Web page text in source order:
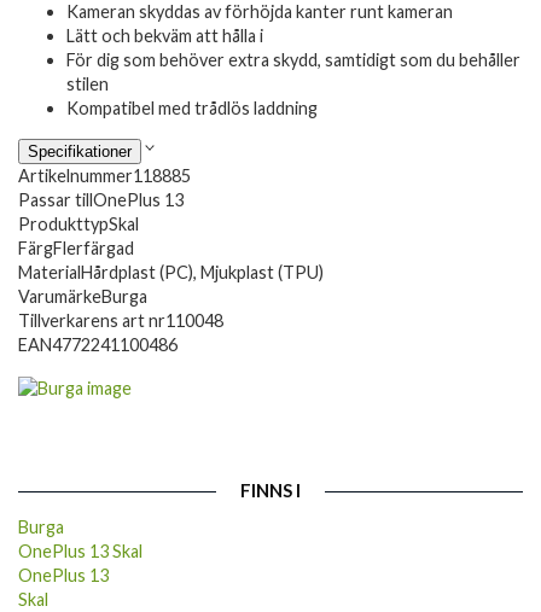
Kameran skyddas av förhöjda kanter runt kameran
Lätt och bekväm att hålla i
För dig som behöver extra skydd, samtidigt som du behåller
stilen
Kompatibel med trådlös laddning
Specifikationer
Artikelnummer118885
Passar tillOnePlus 13
ProdukttypSkal
FärgFlerfärgad
MaterialHårdplast (PC), Mjukplast (TPU)
VarumärkeBurga
Tillverkarens art nr110048
EAN4772241100486
FINNS I
Burga
OnePlus 13 Skal
OnePlus 13
Skal